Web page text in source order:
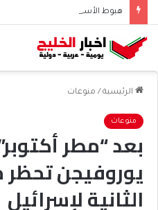
هبوط الأسهم والذهب وصعود
الرئيسية / منوعات
منوعات
بعد “مطر
يوروفيجن تحظر
الثانية لإسرائيل